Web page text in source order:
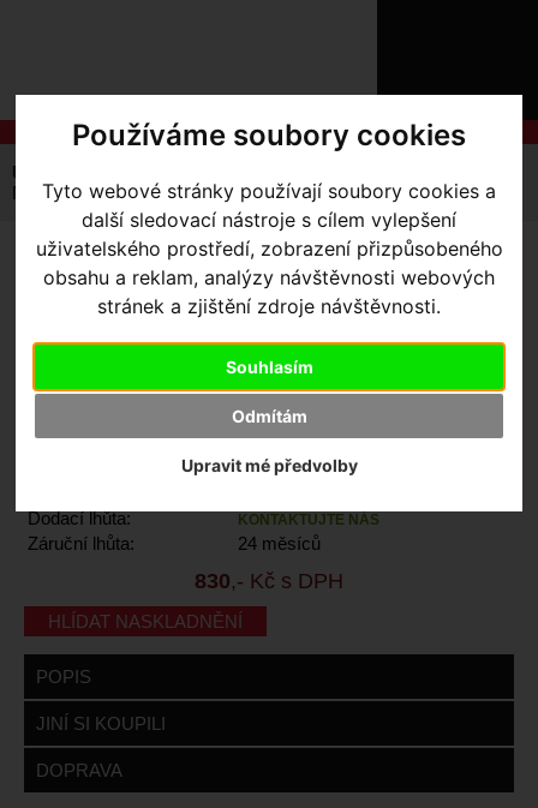
Používáme soubory cookies
Tyto webové stránky používají soubory cookies a
další sledovací nástroje s cílem vylepšení
uživatelského prostředí, zobrazení přizpůsobeného
obsahu a reklam, analýzy návštěvnosti webových
stránek a zjištění zdroje návštěvnosti.
Souhlasím
Odmítám
Upravit mé předvolby
O
O
NÁKUPU
SLUŽBY
Úvodní strana
New Era 5 Panel Hat Speed of light
NEW ERA 5 PANEL HAT
SPEED OF LIGHT
Výrobce:
Specialized
64821-1900
Dodací lhůta:
KONTAKTUJTE NÁS
Záruční lhůta: 24 měsíců
830,- Kč s DPH
HLÍDAT NASKLADNĚNÍ
POPIS
JINÍ SI KOUPILI
DOPRAVA